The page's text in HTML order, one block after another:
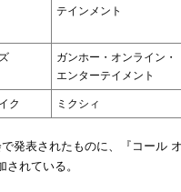
テインメント
ガンホー・オンライン・
エンターテイメント
ク ミクシィ
発表されたものに、『コール
されている。